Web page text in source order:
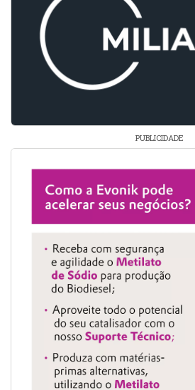
PUBLICIDADE